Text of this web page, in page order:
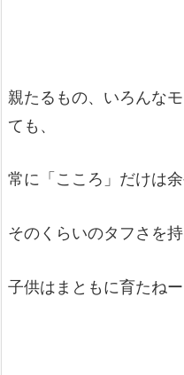
親たるもの、いろんな
ても、
常に「こころ」だけは
そのくらいのタフさを持
子供はまともに育たね